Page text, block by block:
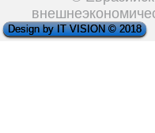
Design by IT VISION © 2018